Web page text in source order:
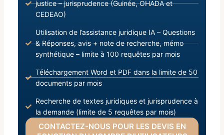
justice – jurisprudence (Guinée, OHADA et
CEDEAO)
Utilisation de l’assistance juridique IA – Questions
& Réponses, avis + note de recherche, mémo
synthétique – limite à 100 requêtes par mois
Téléchargement Word et PDF dans la limite de 50
documents par mois
Recherche de textes juridiques et jurisprudence à
la demande (limite de 5 requêtes par mois)
CONTACTEZ-NOUS POUR LES DEVIS EN